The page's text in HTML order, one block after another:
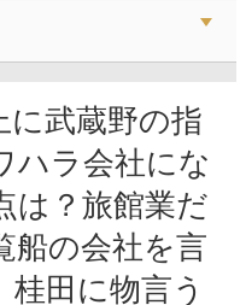
に武蔵野の指
ハラ会社にな
は？旅館業だ
船の会社を言
桂田に物言う